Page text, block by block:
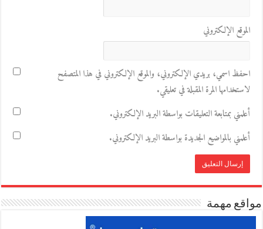
الموقع الإلكتروني
احفظ اسمي، بريدي الإلكتروني، والموقع الإلكتروني في هذا المتصفح
لاستخدامها المرة المقبلة في تعليقي.
أعلمني بمتابعة التعليقات بواسطة البريد الإلكتروني.
أعلمني بالمواضيع الجديدة بواسطة البريد الإلكتروني.
مواقع مهمة